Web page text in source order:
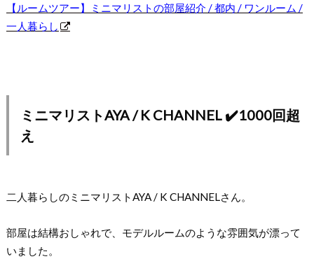
【ルームツアー】ミニマリストの部屋紹介 / 都内 / ワンルーム /
一人暮らし
ミニマリストAYA / K CHANNEL ✔️1000回超
え
二人暮らしのミニマリストAYA / K CHANNELさん。
部屋は結構おしゃれで、モデルルームのような雰囲気が漂って
いました。